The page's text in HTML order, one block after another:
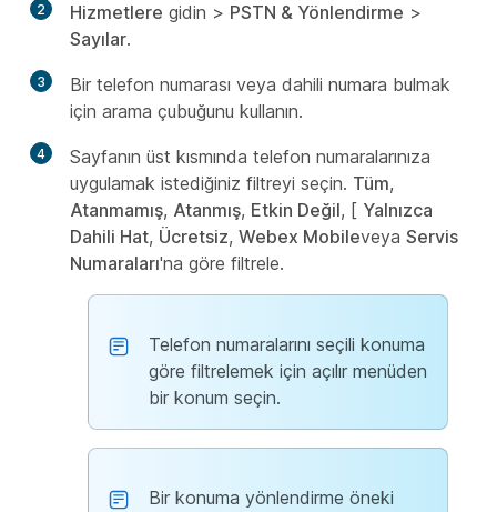
2 Hizmetlere gidin > PSTN & Yönlendirme >
Sayılar.
3
Bir telefon numarası veya dahili numara bulmak
için arama çubuğunu kullanın.
4
Sayfanın üst kısmında telefon numaralarınıza
uygulamak istediğiniz filtreyi seçin. Tüm,
Atanmamış, Atanmış, Etkin Değil, [ Yalnızca
Dahili Hat, Ücretsiz, Webex Mobileveya Servis
Numaraları'na göre filtrele.
Telefon numaralarını seçili konuma
göre filtrelemek için açılır menüden
bir konum seçin.
Bir konuma yönlendirme öneki